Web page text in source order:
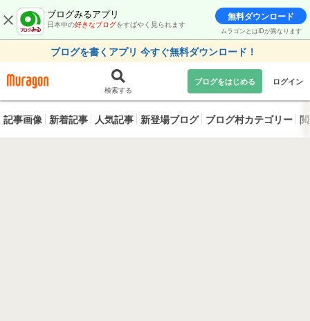
ブログみるアプリ
日本中の好きなブログをすばやく見られます
無料ダウンロード
ムラゴンとはIDが異なります
ブログを書くアプリ 今すぐ無料ダウンロード！
検索する
ブログをはじめる ログイン
記事画像 新着記事 人気記事 新登場ブログ ブログ村カテゴリー